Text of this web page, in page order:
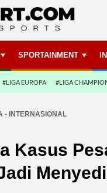
SPORTAINMENT
#LIGA EUROPA #LIGA
- INTERNASIONAL
Kasus